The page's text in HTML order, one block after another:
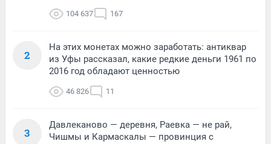
104 637 167
2
На этих монетах можно заработать: антиквар
из Уфы рассказал, какие редкие деньги 1961 по
2016 год обладают ценностью
46 826 11
3
Давлеканово — деревня, Раевка — не рай,
Чишмы и Кармаскалы — провинция с